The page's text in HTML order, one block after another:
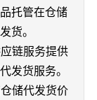
托管在仓储
货。
链服务提供
发货服务。
储代发货价